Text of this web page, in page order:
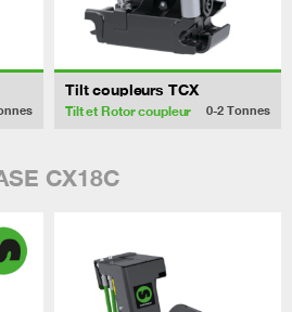
Tilt coupleurs TCX
Tilt et Rotor coupleur 0-2 Tonnes
CX18C